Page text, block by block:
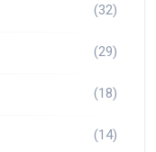
(32)
(29)
(18)
(14)